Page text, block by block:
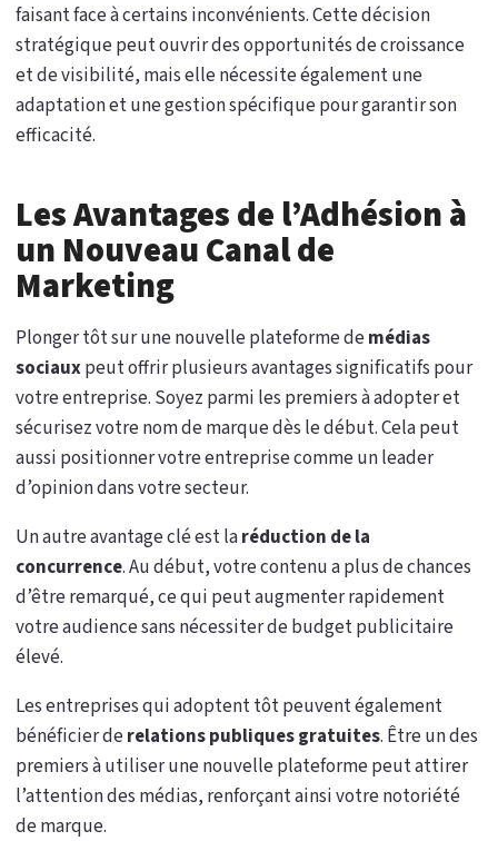
faisant face à certains inconvénients. Cette décision
stratégique peut ouvrir des opportunités de croissance
et de visibilité, mais elle nécessite également une
adaptation et une gestion spécifique pour garantir son
efficacité.
Les Avantages de l’Adhésion à
un Nouveau Canal de
Marketing
Plonger tôt sur une nouvelle plateforme demédias
sociauxpeut offrir plusieurs avantages significatifs pour
votre entreprise. Soyez parmi les premiers à adopter et
sécurisez votre nom de marque dès le début. Cela peut
aussi positionner votre entreprise comme un leader
d’opinion dans votre secteur.
Un autre avantage clé est laréduction de la
concurrence. Au début, votre contenu a plus de chances
d’être remarqué, ce qui peut augmenter rapidement
votre audience sans nécessiter de budget publicitaire
élevé.
Les entreprises qui adoptent tôt peuvent également
bénéficier derelations publiques gratuites. Être un des
premiers à utiliser une nouvelle plateforme peut attirer
l’attention des médias, renforçant ainsi votre notoriété
de marque.